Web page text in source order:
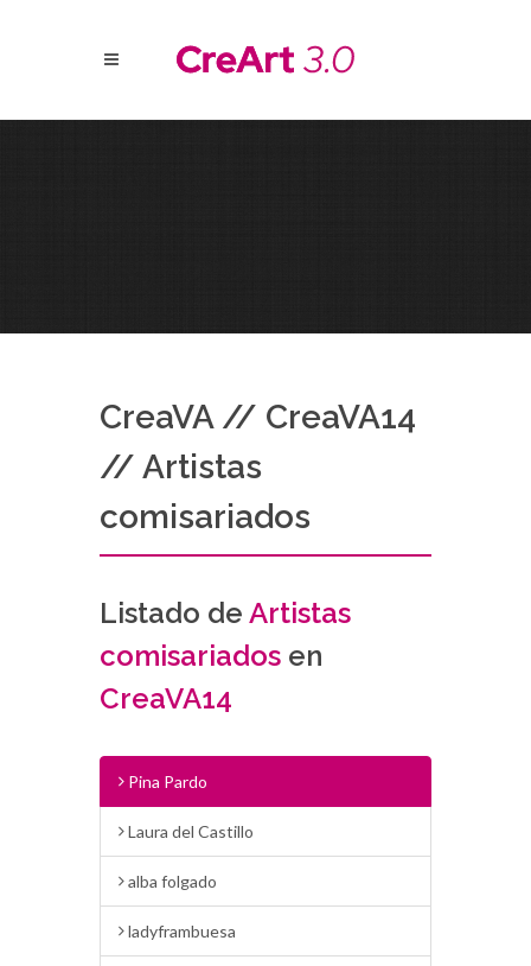
CreaVA // CreaVA14
// Artistas
comisariados
Listado de Artistas
comisariados en
CreaVA14
Pina Pardo
Laura del Castillo
alba folgado
ladyframbuesa